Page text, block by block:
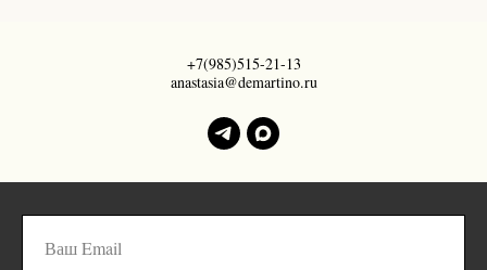
+7(985)515-21-13
anastasia@demartino.ru